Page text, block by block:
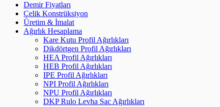
Demir Fiyatları
Çelik Konstrüksiyon
Üretim & İmalat
Ağırlık Hesaplama
Kare Kutu Profil Ağırlıkları
Dikdörtgen Profil Ağırlıkları
HEA Profil Ağırlıkları
HEB Profil Ağırlıkları
IPE Profil Ağırlıkları
NPI Profil Ağırlıkları
NPU Profil Ağırlıkları
DKP Rulo Levha Sac Ağırlıkları